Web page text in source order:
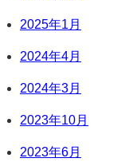
2025年1月
2024年4月
2024年3月
2023年10月
2023年6月